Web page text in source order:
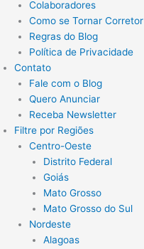
Colaboradores
Como se Tornar Corretor
Regras do Blog
Política de Privacidade
Contato
Fale com o Blog
Quero Anunciar
Receba Newsletter
Filtre por Regiões
Centro-Oeste
Distrito Federal
Goiás
Mato Grosso
Mato Grosso do Sul
Nordeste
Alagoas